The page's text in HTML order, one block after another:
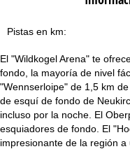
p
r
i
Pistas en km:
El "Wildkogel Arena" te
fondo, la mayoría de nivel
"Wennserloipe" de 1,5 km
de esquí de fondo de
incluso por la noche. El
esquiadores de fondo. El
impresionante de la región